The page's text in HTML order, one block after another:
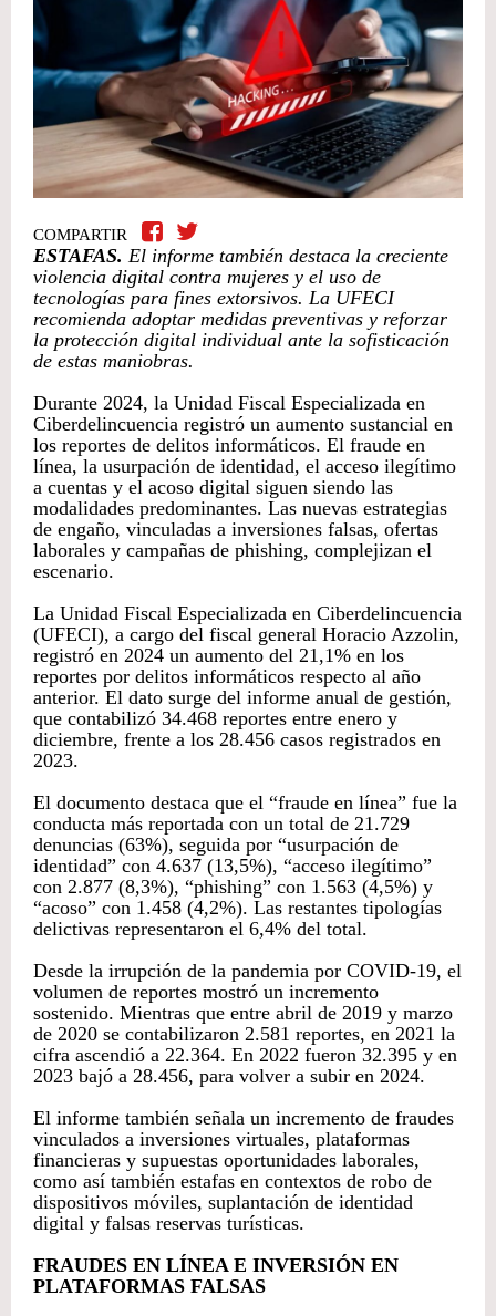
COMPARTIR
ESTAFAS. El informe también destaca la creciente
violencia digital contra mujeres y el uso de
tecnologías para fines extorsivos. La UFECI
recomienda adoptar medidas preventivas y reforzar
la protección digital individual ante la sofisticación
de estas maniobras.
Durante 2024, la Unidad Fiscal Especializada en
Ciberdelincuencia registró un aumento sustancial en
los reportes de delitos informáticos. El fraude en
línea, la usurpación de identidad, el acceso ilegítimo
a cuentas y el acoso digital siguen siendo las
modalidades predominantes. Las nuevas estrategias
de engaño, vinculadas a inversiones falsas, ofertas
laborales y campañas de phishing, complejizan el
escenario.
La Unidad Fiscal Especializada en Ciberdelincuencia
(UFECI), a cargo del fiscal general Horacio Azzolin,
registró en 2024 un aumento del 21,1% en los
reportes por delitos informáticos respecto al año
anterior. El dato surge del informe anual de gestión,
que contabilizó 34.468 reportes entre enero y
diciembre, frente a los 28.456 casos registrados en
2023.
El documento destaca que el “fraude en línea” fue la
conducta más reportada con un total de 21.729
denuncias (63%), seguida por “usurpación de
identidad” con 4.637 (13,5%), “acceso ilegítimo”
con 2.877 (8,3%), “phishing” con 1.563 (4,5%) y
“acoso” con 1.458 (4,2%). Las restantes tipologías
delictivas representaron el 6,4% del total.
Desde la irrupción de la pandemia por COVID-19, el
volumen de reportes mostró un incremento
sostenido. Mientras que entre abril de 2019 y marzo
de 2020 se contabilizaron 2.581 reportes, en 2021 la
cifra ascendió a 22.364. En 2022 fueron 32.395 y en
2023 bajó a 28.456, para volver a subir en 2024.
El informe también señala un incremento de fraudes
vinculados a inversiones virtuales, plataformas
financieras y supuestas oportunidades laborales,
como así también estafas en contextos de robo de
dispositivos móviles, suplantación de identidad
digital y falsas reservas turísticas.
FRAUDES EN LÍNEA E INVERSIÓN EN
PLATAFORMAS FALSAS